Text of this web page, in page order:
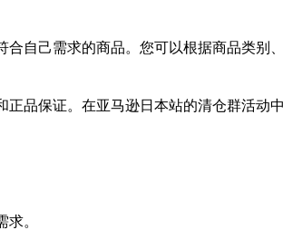
自己需求的商品。您可以根据商品类
品保证。在亚马逊日本站的清仓群活
。